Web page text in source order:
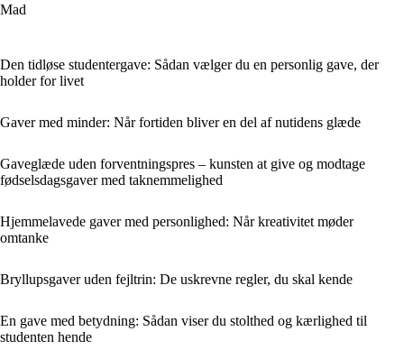
Mad
Den tidløse studentergave: Sådan vælger du en personlig gave, der
holder for livet
Gaver med minder: Når fortiden bliver en del af nutidens glæde
Gaveglæde uden forventningspres – kunsten at give og modtage
fødselsdagsgaver med taknemmelighed
Hjemmelavede gaver med personlighed: Når kreativitet møder
omtanke
Bryllupsgaver uden fejltrin: De uskrevne regler, du skal kende
En gave med betydning: Sådan viser du stolthed og kærlighed til
studenten hende